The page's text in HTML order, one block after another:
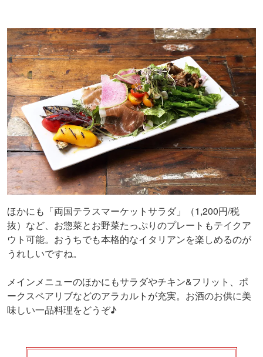
ほかにも「両国テラスマーケットサラダ」（1,200円/税
抜）など、お惣菜とお野菜たっぷりのプレートもテイクア
ウト可能。おうちでも本格的なイタリアンを楽しめるのが
うれしいですね。
メインメニューのほかにもサラダやチキン&フリット、ポ
ークスペアリブなどのアラカルトが充実。お酒のお供に美
味しい一品料理をどうぞ♪